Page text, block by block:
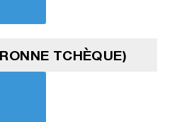
TCHÈQUE)